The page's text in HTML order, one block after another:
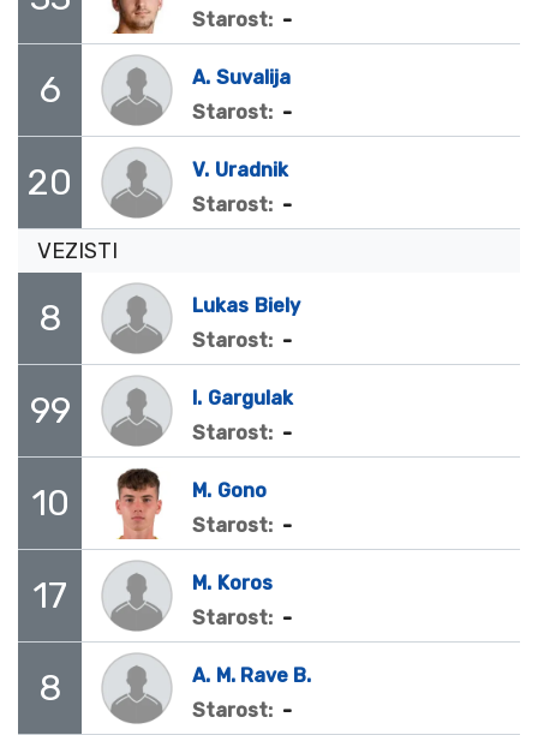
Starost: -
6 A. Suvalija
Starost: -
20 V. Uradnik
Starost: -
VEZISTI
8 Lukas Biely
Starost: -
99 I. Gargulak
Starost: -
10 M. Gono
Starost: -
17 M. Koros
Starost: -
8 A. M. Rave B.
Starost: -